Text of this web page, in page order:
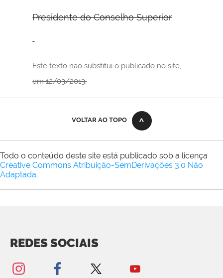
Presidente do Conselho Superior
Este texto não substitui o publicado no site,
em 12/03/2013.
VOLTAR AO TOPO
Todo o conteúdo deste site está publicado sob a licença
Creative Commons Atribuição-SemDerivações 3.0 Não
Adaptada.
REDES SOCIAIS